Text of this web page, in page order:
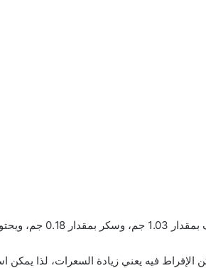
الإفراط فيه يعني زيادة السعرات، لذا